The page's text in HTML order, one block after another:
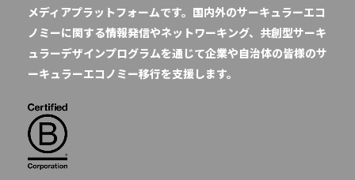
メディアプラットフォームです。国内外のサーキュラーエコ
ノミーに関する情報発信やネットワーキング、共創型サーキ
ュラーデザインプログラムを通じて企業や自治体の皆様のサ
ーキュラーエコノミー移行を支援します。